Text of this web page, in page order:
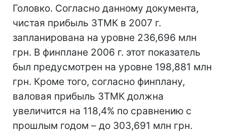
Головко. Согласно данному документа,
чистая прибыль ЗТМК в 2007 г.
запланирована на уровне 236,696 млн
грн. В финплане 2006 г. этот показатель
был предусмотрен на уровне 198,881 млн
грн. Кроме того, согласно финплану,
валовая прибыль ЗТМК должна
увеличится на 118,4% по сравнению с
прошлым годом – до 303,691 млн грн.